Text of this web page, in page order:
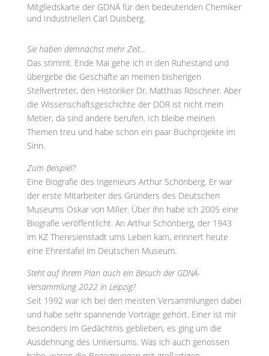
Mitgliedskarte der GDNÄ für den bedeutenden Chemiker
und Industriellen Carl Duisberg.
Sie haben demnächst mehr Zeit...
Das stimmt. Ende Mai gehe ich in den Ruhestand und
übergebe die Geschäfte an meinen bisherigen
Stellvertreter, den Historiker Dr. Matthias Röschner. Aber
die Wissenschaftsgeschichte der DDR ist nicht mein
Metier, da sind andere berufen. Ich bleibe meinen
Themen treu und habe schon ein paar Buchprojekte im
Sinn.
Zum Beispiel?
Eine Biografie des Ingenieurs Arthur Schönberg. Er war
der erste Mitarbeiter des Gründers des Deutschen
Museums Oskar von Miller. Über ihn habe ich 2005 eine
Biografie veröffentlicht. An Arthur Schönberg, der 1943
im KZ Theresienstadt ums Leben kam, erinnert heute
eine Ehrentafel im Deutschen Museum.
Steht auf Ihrem Plan auch ein Besuch der GDNÄ-
Versammlung 2022 in Leipzig?
Seit 1992 war ich bei den meisten Versammlungen dabei
und habe sehr spannende Vorträge gehört. Einer ist mir
besonders im Gedächtnis geblieben, es ging um die
Ausdehnung des Universums. Was ich auch genossen